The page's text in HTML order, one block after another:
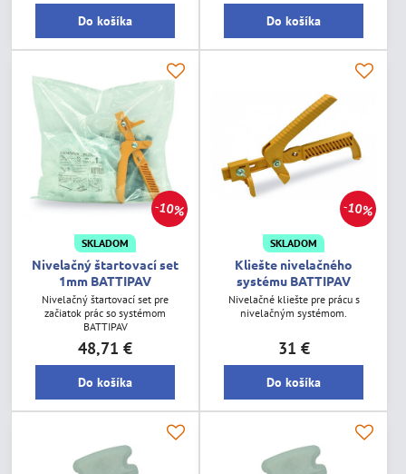
Do košíka Do košíka
10%
SKLADOM
Nivelačný štartovací set
1mm BATTIPAV
Nivelačný štartovací set pre
začiatok prác so systémom
BATTIPAV
48,71 €
Do košíka
10%
SKLADOM
Kliešte nivelačného
systému BATTIPAV
Nivelačné kliešte pre prácu s
nivelačným systémom.
31 €
Do košíka